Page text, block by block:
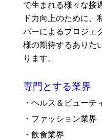
で生まれる様々な接
ド力向上のために、
バーによるプロジェ
様の期待するありた
ります。
専門とする業界
・ヘルス＆ビューテ
・ファッション業界
・飲食業界